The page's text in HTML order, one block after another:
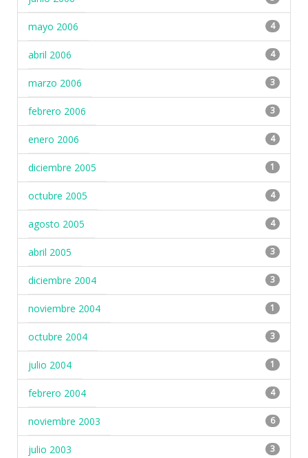
mayo 2006 4
abril 2006 4
marzo 2006 3
febrero 2006 3
enero 2006 4
diciembre 2005 1
octubre 2005 4
agosto 2005 4
abril 2005 3
diciembre 2004 3
noviembre 2004 1
octubre 2004 3
julio 2004 1
febrero 2004 4
noviembre 2003 6
julio 2003 3